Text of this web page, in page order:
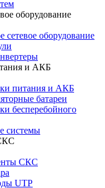
оборудование
сетевое оборудование
и АКБ
питания и АКБ
батареи
бесперебойного
системы
СКС
UTP